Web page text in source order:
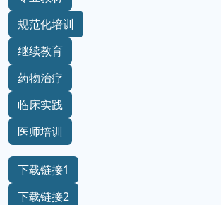
规范化培训
继续教育
药物治疗
临床实践
医师培训
下载链接1
下载链接2